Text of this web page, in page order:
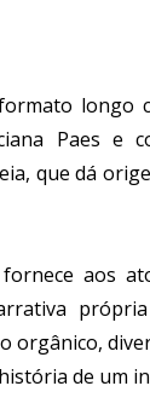
longo
Paes e
que dá
aos
de um